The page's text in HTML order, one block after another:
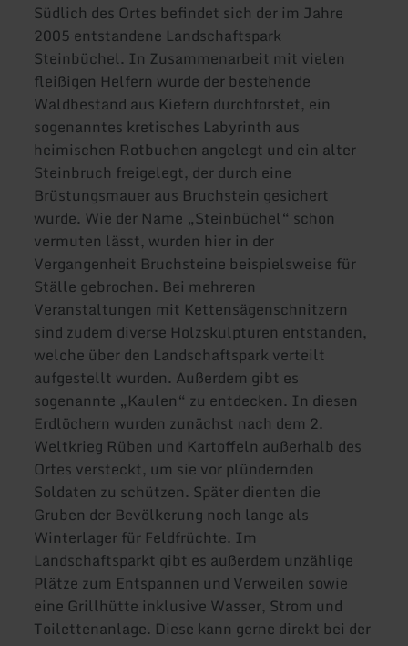
Südlich des Ortes befindet sich der im Jahre
2005 entstandene Landschaftspark
Steinbüchel. In Zusammenarbeit mit vielen
fleißigen Helfern wurde der bestehende
Waldbestand aus Kiefern durchforstet, ein
sogenanntes kretisches Labyrinth aus
heimischen Rotbuchen angelegt und ein alter
Steinbruch freigelegt, der durch eine
Brüstungsmauer aus Bruchstein gesichert
wurde. Wie der Name „Steinbüchel“ schon
vermuten lässt, wurden hier in der
Vergangenheit Bruchsteine beispielsweise für
Ställe gebrochen. Bei mehreren
Veranstaltungen mit Kettensägenschnitzern
sind zudem diverse Holzskulpturen entstanden,
welche über den Landschaftspark verteilt
aufgestellt wurden. Außerdem gibt es
sogenannte „Kaulen“ zu entdecken. In diesen
Erdlöchern wurden zunächst nach dem 2.
Weltkrieg Rüben und Kartoffeln außerhalb des
Ortes versteckt, um sie vor plündernden
Soldaten zu schützen. Später dienten die
Gruben der Bevölkerung noch lange als
Winterlager für Feldfrüchte. Im
Landschaftsparkt gibt es außerdem unzählige
Plätze zum Entspannen und Verweilen sowie
eine Grillhütte inklusive Wasser, Strom und
Toilettenanlage. Diese kann gerne direkt bei der